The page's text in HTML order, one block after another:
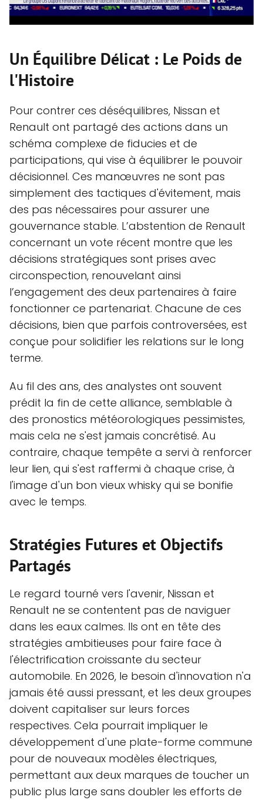
Un Équilibre Délicat : Le Poids de
l'Histoire
Pour contrer ces déséquilibres, Nissan et
Renault ont partagé des actions dans un
schéma complexe de fiducies et de
participations, qui vise à équilibrer le pouvoir
décisionnel. Ces manœuvres ne sont pas
simplement des tactiques d'évitement, mais
des pas nécessaires pour assurer une
gouvernance stable. L’abstention de Renault
concernant un vote récent montre que les
décisions stratégiques sont prises avec
circonspection, renouvelant ainsi
l’engagement des deux partenaires à faire
fonctionner ce partenariat. Chacune de ces
décisions, bien que parfois controversées, est
conçue pour solidifier les relations sur le long
terme.
Au fil des ans, des analystes ont souvent
prédit la fin de cette alliance, semblable à
des pronostics météorologiques pessimistes,
mais cela ne s'est jamais concrétisé. Au
contraire, chaque tempête a servi à renforcer
leur lien, qui s'est raffermi à chaque crise, à
l'image d'un bon vieux whisky qui se bonifie
avec le temps.
Stratégies Futures et Objectifs
Partagés
Le regard tourné vers l'avenir, Nissan et
Renault ne se contentent pas de naviguer
dans les eaux calmes. Ils ont en tête des
stratégies ambitieuses pour faire face à
l'électrification croissante du secteur
automobile. En 2026, le besoin d'innovation n'a
jamais été aussi pressant, et les deux groupes
doivent capitaliser sur leurs forces
respectives. Cela pourrait impliquer le
développement d'une plate-forme commune
pour de nouveaux modèles électriques,
permettant aux deux marques de toucher un
public plus large sans doubler les efforts de